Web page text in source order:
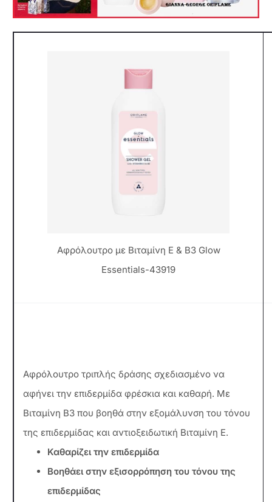
Αφρόλουτρο με Βιταμίνη Ε & Β3 Glow
Essentials-43919
Αφρόλουτρο τριπλής δράσης σχεδιασμένο να
αφήνει την επιδερμίδα φρέσκια και καθαρή. Με
Βιταμίνη Β3 που βοηθά στην εξομάλυνση του τόνου
της επιδερμίδας και αντιοξειδωτική Βιταμίνη Ε.
Καθαρίζει την επιδερμίδα
Βοηθάει στην εξισορρόπηση του τόνου της
επιδερμίδας